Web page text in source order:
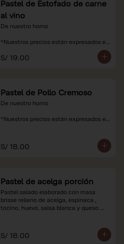
Pastel de Estofado de carne
al vino
De nuestro horno
*Nuestros precios están expresados en
recargo al consumo.
S/ 19.00
Pastel de Pollo Cremoso
De nuestro horno
*Nuestros precios están expresados en
S/ 18.00
Pastel de acelga porción
Pastel salado elaborado con masa
brisse relleno de acelga, espinaca ,
tocino, huevo, salsa blanca y queso
*Nuestros precios están expresados en
soles e incluyen impuestos de ley y
S/ 18.00